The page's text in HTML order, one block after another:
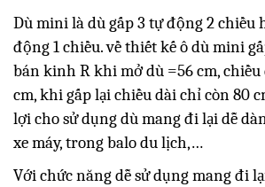
Dù mini là dù gấp 3 tự động 2 chiều
động 1 chiều. về thiết kế ô dù mini
bán kinh R khi mở dù =56 cm,
cm, khi gấp lại chiều dài chỉ còn 80
lợi cho sử dụng dù mang đi lại dễ
xe máy, trong balo du lịch,…
Với chức năng dễ sử dụng mang đi